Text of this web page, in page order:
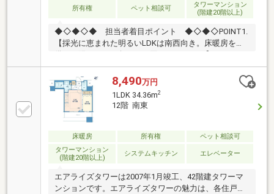
所有権 ペット相談可
タワーマンション
(階建20階以上)
◆◇◆◇◆ 担当者着目ポイント ◆◇◆◇POINT1.
【採光に恵まれた明るいLDKは南西向き。床暖房を装
備した陽だまりに包まれる団らんスペース】POINT2.
【ウォークインクローゼットやリビング・ホール収納
も備えた、豊富な収納設計も魅力】POINT3.【3つのリ
ラクゼーションルームなど充実の共用施設。コンシェ
ルジュがホテルライクな暮らしをサポート】POINT4.
【スーパーやドラッグストアがマンション地下1階に
あり、制圧利便性の高い都市生活を満喫】
◇◆◇◆◇◆◇◆◇◆◇◆◇◆◇◆◇◆◇～東急リ
バブル池袋センターまでお問い合わせ下さい～『スー
モを見て』とお伝えいただくとスムーズです
8,490万円
1LDK 34.36m2
12階 南東
床暖房 所有権
ペット相談可
タワーマンション
(階建20階以上)
システムキッチン エレベーター
エアライズタワーは2007年1月竣工、42階建タワーマ
ンションです。エアライズタワーの魅力は、各住戸の